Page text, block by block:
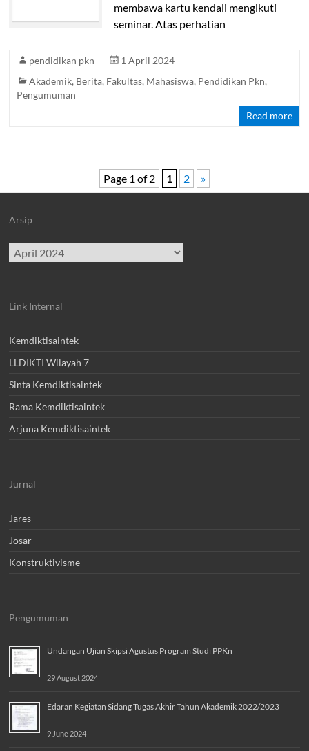
membawa kartu kendali mengikuti
seminar. Atas perhatian
pendidikan pkn
1 April 2024
Akademik, Berita, Fakultas, Mahasiswa, Pendidikan Pkn,
Pengumuman
Read more
Page 1 of 2 1 2 »
Arsip
Archives
Link Internal
Kemdiktisaintek
LLDIKTI Wilayah 7
Sinta Kemdiktisaintek
Rama Kemdiktisaintek
Arjuna Kemdiktisaintek
Jurnal
Jares
Josar
Konstruktivisme
Pengumuman
Undangan Ujian Skipsi Agustus Program Studi PPKn
29 August 2024
Edaran Kegiatan Sidang Tugas Akhir Tahun Akademik 2022/2023
9 June 2024